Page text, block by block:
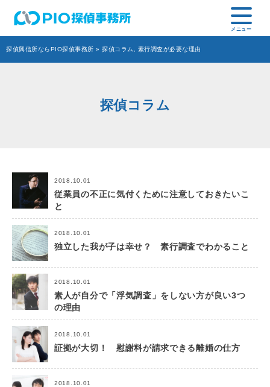
探偵興信所ならPIO探偵事務所 » 探偵コラム 素行調査が必要な理由
探偵コラム
2018.10.01
従業員の不正に気付くために注意しておきたいこ
と
2018.10.01
独立した我が子は幸せ？ 素行調査でわかること
2018.10.01
素人が自分で「浮気調査」をしない方が良い3つ
の理由
2018.10.01
証拠が大切！ 慰謝料が請求できる離婚の仕方
2018.10.01